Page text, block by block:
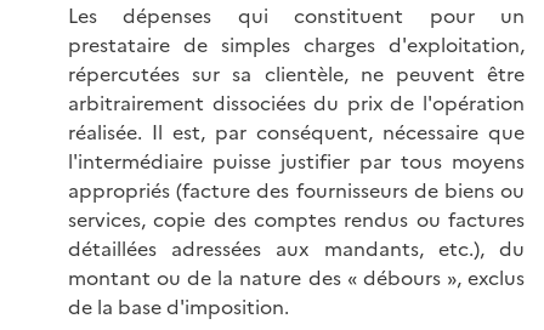
Les dépenses qui constituent pour un
prestataire de simples charges d'exploitation,
répercutées sur sa clientèle, ne peuvent être
arbitrairement dissociées du prix de l'opération
réalisée. Il est, par conséquent, nécessaire que
l'intermédiaire puisse justifier par tous moyens
appropriés (facture des fournisseurs de biens ou
services, copie des comptes rendus ou factures
détaillées adressées aux mandants, etc.), du
montant ou de la nature des « débours », exclus
de la base d'imposition.